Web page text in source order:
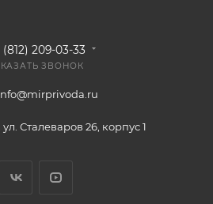
(812) 209-03-33
ЗВОНОК
Сталеваров 26, корпус 1